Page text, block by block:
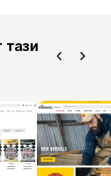
тази